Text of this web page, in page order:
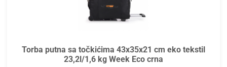
Torba putna sa točkićima 43x35x21 cm eko tekstil
23,2l/1,6 kg Week Eco crna